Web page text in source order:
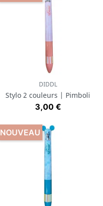
DIDDL
Stylo 2 couleurs | Pimboli
Prix
3,00 €
NOUVEAU